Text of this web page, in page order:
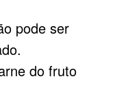
pode ser
do fruto